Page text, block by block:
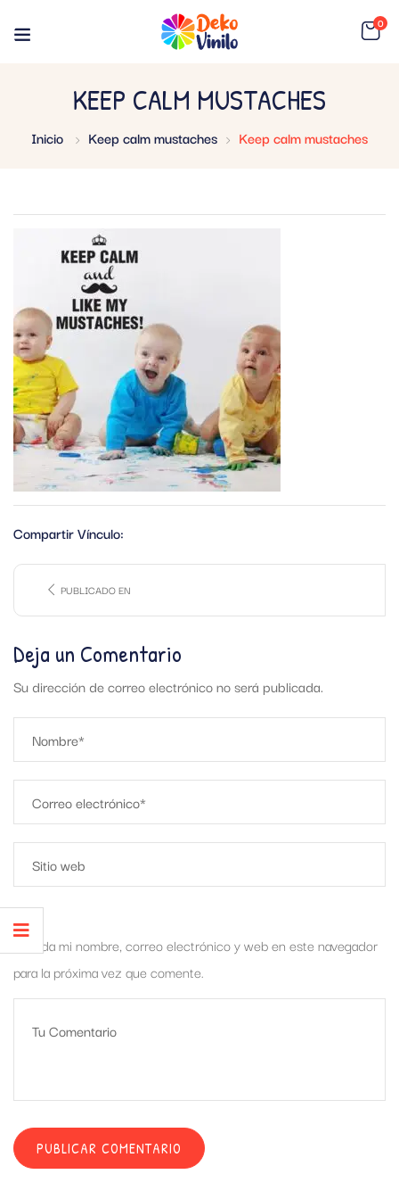
0
KEEP CALM MUSTACHES
Inicio Keep calm mustaches Keep calm mustaches
Compartir Vínculo:
PUBLICADO EN
Deja un Comentario
Su dirección de correo electrónico no será publicada.
Guarda mi nombre, correo electrónico y web en este navegador
para la próxima vez que comente.